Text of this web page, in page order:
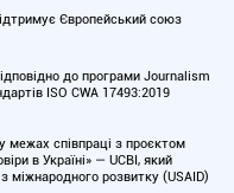
Європейський союз
до програми Journalism
ISO CWA 17493:2019
межах співпраці з проєктом
в Україні» — UCBI, який
міжнародного розвитку (USAID)